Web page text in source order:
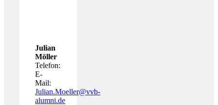
Julian
Möller
Telefon:
E-
Mail:
Julian.Moeller@vvb-
alumni.de